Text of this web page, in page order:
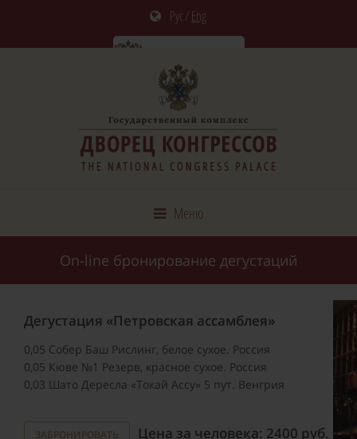
Рус/Eng
Меню
On-line бронирование дегустаций
Дегустация «Петровская ассамблея»
0,05 Собер Баш Рислинг, белое сухое. Россия
0,05 Кюве №1 Резерв, красное сухое. Россия
0,03 Шато Дересла «Токай Ассу» 5 пут. Венгрия
ЗАБРОНИРОВАТЬ Цена за человека: 2400 руб.